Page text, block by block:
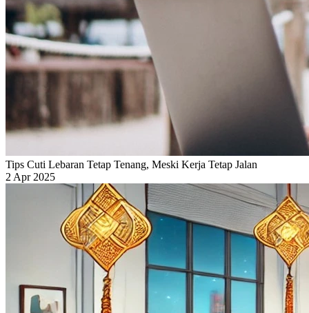
Tips Cuti Lebaran Tetap Tenang, Meski Kerja Tetap Jalan
2 Apr 2025